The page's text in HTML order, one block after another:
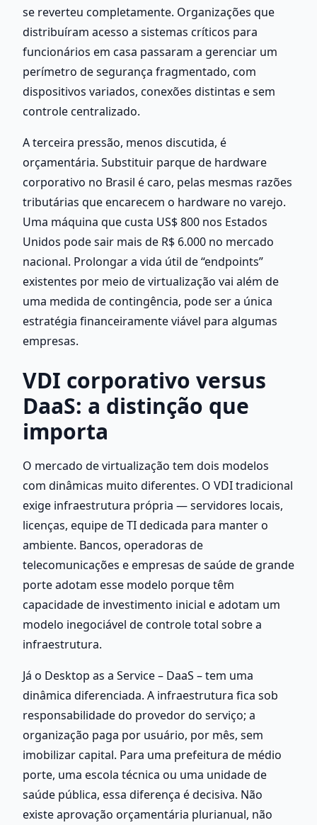
se reverteu completamente. Organizações que
distribuíram acesso a sistemas críticos para
funcionários em casa passaram a gerenciar um
perímetro de segurança fragmentado, com
dispositivos variados, conexões distintas e sem
controle centralizado.
A terceira pressão, menos discutida, é
orçamentária. Substituir parque de hardware
corporativo no Brasil é caro, pelas mesmas razões
tributárias que encarecem o hardware no varejo.
Uma máquina que custa US$ 800 nos Estados
Unidos pode sair mais de R$ 6.000 no mercado
nacional. Prolongar a vida útil de “endpoints”
existentes por meio de virtualização vai além de
uma medida de contingência, pode ser a única
estratégia financeiramente viável para algumas
empresas.
VDI corporativo versus
DaaS: a distinção que
importa
O mercado de virtualização tem dois modelos
com dinâmicas muito diferentes. O VDI tradicional
exige infraestrutura própria — servidores locais,
licenças, equipe de TI dedicada para manter o
ambiente. Bancos, operadoras de
telecomunicações e empresas de saúde de grande
porte adotam esse modelo porque têm
capacidade de investimento inicial e adotam um
modelo inegociável de controle total sobre a
infraestrutura.
Já o Desktop as a Service – DaaS – tem uma
dinâmica diferenciada. A infraestrutura fica sob
responsabilidade do provedor do serviço; a
organização paga por usuário, por mês, sem
imobilizar capital. Para uma prefeitura de médio
porte, uma escola técnica ou uma unidade de
saúde pública, essa diferença é decisiva. Não
existe aprovação orçamentária plurianual, não